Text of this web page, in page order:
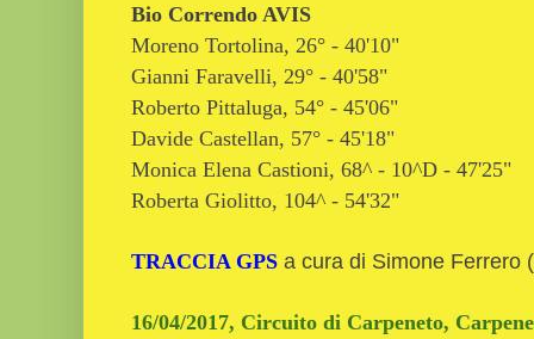
Bio Correndo AVIS
Moreno Tortolina, 26° - 40'10"
Gianni Faravelli, 29° - 40'58"
Roberto Pittaluga, 54° - 45'06"
Davide Castellan, 57° - 45'18"
Monica Elena Castioni, 68^ - 10^D - 47'25"
Roberta Giolitto, 104^ - 54'32"
TRACCIA GPS a cura di Simone Ferrero
16/04/2017, Circuito di Carpeneto,